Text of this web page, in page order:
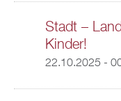
Stadt –
Kinder!
22.10.2025 -